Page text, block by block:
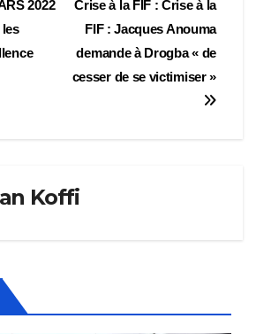
Crise à la FIF : Crise à la
FIF : Jacques Anouma
demande à Drogba « de
cesser de se victimiser »
2022
les
Koffi